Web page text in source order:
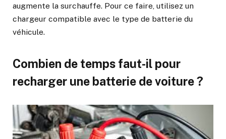
augmente la surchauffe. Pour ce faire, utilisez un
chargeur compatible avec le type de batterie du
véhicule.
Combien de temps faut-il pour
recharger une batterie de voiture ?